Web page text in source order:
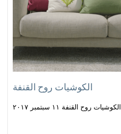
الكوشيات روح القنفة
الكوشيات روح القنفة ١١ سبتمبر ٢٠١٧